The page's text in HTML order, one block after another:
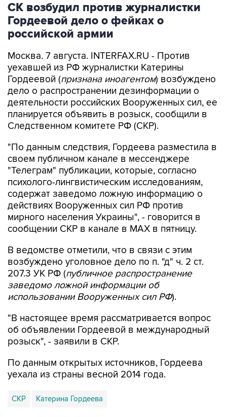
СК возбудил против журналистки
Гордеевой дело о фейках о
российской армии
Москва. 7 августа. INTERFAX.RU - Против
уехавшей из РФ журналистки Катерины
Гордеевой (признана иноагентом) возбуждено
дело о распространении дезинформации о
деятельности российских Вооруженных сил, ее
планируется объявить в розыск, сообщили в
Следственном комитете РФ (СКР).
"По данным следствия, Гордеева разместила в
своем публичном канале в мессенджере
"Телеграм" публикации, которые, согласно
психолого-лингвистическим исследованиям,
содержат заведомо ложную информацию о
действиях Вооруженных сил РФ против
мирного населения Украины", - говорится в
сообщении СКР в канале в MAX в пятницу.
В ведомстве отметили, что в связи с этим
возбуждено уголовное дело по п. "д" ч. 2 ст.
207.3 УК РФ (публичное распространение
заведомо ложной информации об
использовании Вооруженных сил РФ).
"В настоящее время рассматривается вопрос
об объявлении Гордеевой в международный
розыск", - заявили в СКР.
По данным открытых источников, Гордеева
уехала из страны весной 2014 года.
СКР Катерина Гордеева